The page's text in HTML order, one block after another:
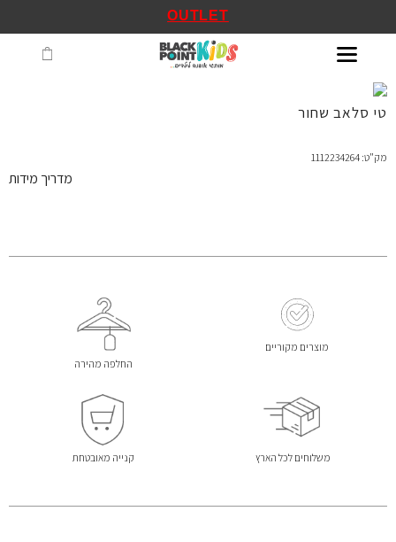
OUTLET
טי סלאב שחור
מדריך מידות
מק"ט: 1112234264
מוצרים מקוריים
החלפה מהירה
משלוחים לכל הארץ קנייה מאובטחת